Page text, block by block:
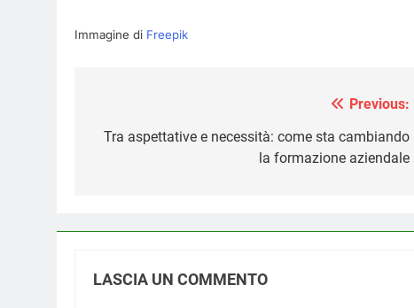
Immagine di Freepik
articoli
Previous:
Tra aspettative e necessità: come sta cambiando
la formazione aziendale
LASCIA UN COMMENTO